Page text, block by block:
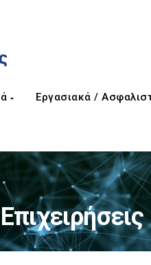
Εργασιακά /